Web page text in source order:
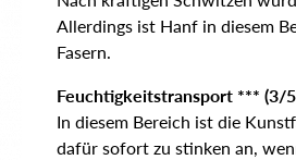
Allerdings ist Hanf in diesem
Fasern.
Feuchtigkeitstransport *** (3/
In diesem Bereich ist die
dafür sofort zu stinken an,